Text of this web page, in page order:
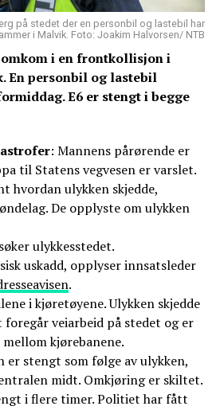
på stedet der en personbil og lastebil har
i Malvik. Foto: Joakim Halvorsen/ NTB
omkom i en frontkollisjon i
En personbil og lastebil
E6 er stengt i begge
: Mannens pårørende er
til Statens vegvesen er varslet.
hvordan ulykken skjedde,
De opplyste om ulykken
ulykkesstedet.
uskadd, opplyser innsatsleder
.
i kjøretøyene. Ulykken skjedde
foregår veiarbeid på stedet og er
kjørebanene.
er stengt som følge av ulykken,
midt. Omkjøring er skiltet.
i flere timer. Politiet har fått